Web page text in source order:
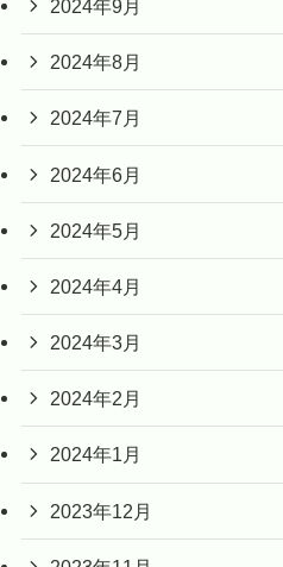
2024年9月
2024年8月
2024年7月
2024年6月
2024年5月
2024年4月
2024年3月
2024年2月
2024年1月
2023年12月